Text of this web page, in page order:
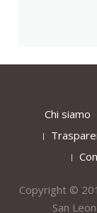
Chi siamo
Copyright ©
San